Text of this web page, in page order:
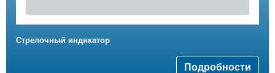
Стрелочный индикатор
Подробности